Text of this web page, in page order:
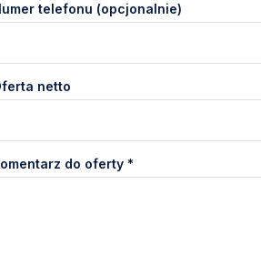
telefonu (opcjonalnie)
netto
do oferty *